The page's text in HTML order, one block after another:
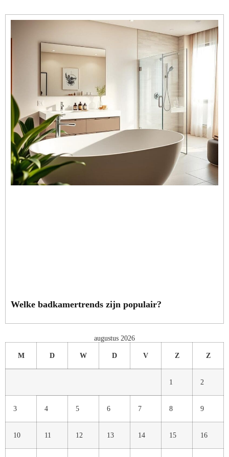
Welke badkamertrends zijn populair?
augustus 2026
M D W D V Z Z
1 2
3 4 5 6 7 8 9
10 11 12 13 14 15 16